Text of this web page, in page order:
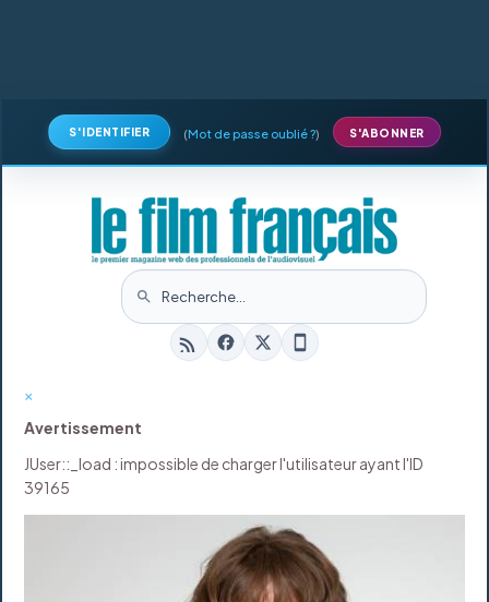
S'IDENTIFIER (Mot de passe oublié ?) S'ABONNER
×
Avertissement
JUser::_load : impossible de charger l'utilisateur ayant l'ID
39165